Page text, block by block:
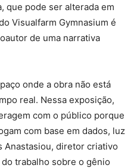
que pode ser alterada em
Visualfarm Gymnasium é
de uma narrativa
onde a obra não está
real. Nessa exposição,
com o público porque
com base em dados, luz
Anastasiou, diretor criativo
trabalho sobre o gênio